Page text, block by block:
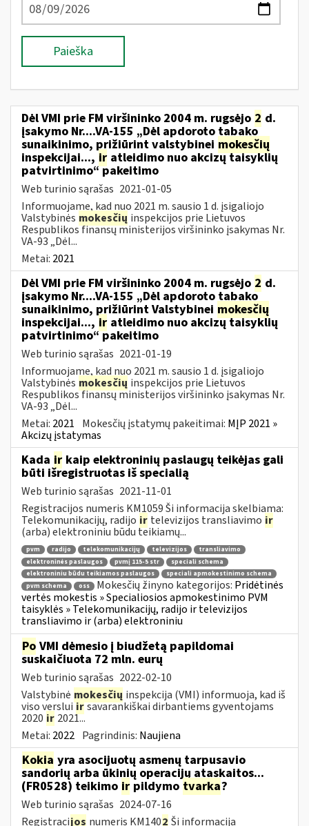
Paieška
Dėl VMI prie FM viršininko 2004 m. rugsėjo 2 d.
įsakymo Nr....VA-155 „Dėl apdoroto tabako
sunaikinimo, prižiūrint valstybinei mokesčių
inspekcijai..., ir atleidimo nuo akcizų taisyklių
patvirtinimo“ pakeitimo
Web turinio sąrašas 2021-01-05
Informuojame, kad nuo 2021 m. sausio 1 d. įsigaliojo
Valstybinės mokesčių inspekcijos prie Lietuvos
Respublikos finansų ministerijos viršininko įsakymas Nr.
VA-93 „Dėl...
Metai: 2021
Dėl VMI prie FM viršininko 2004 m. rugsėjo 2 d.
įsakymo Nr....VA-155 „Dėl apdoroto tabako
sunaikinimo, prižiūrint Valstybinei mokesčių
inspekcijai..., ir atleidimo nuo akcizų taisyklių
patvirtinimo“ pakeitimo
Web turinio sąrašas 2021-01-19
Informuojame, kad nuo 2021 m. sausio 1 d. įsigaliojo
Valstybinės mokesčių inspekcijos prie Lietuvos
Respublikos finansų ministerijos viršininko įsakymas Nr.
VA-93 „Dėl...
Metai: 2021 Mokesčių įstatymų pakeitimai: MĮP 2021 »
Akcizų įstatymas
Kada ir kaip elektroninių paslaugų teikėjas gali
būti išregistruotas iš specialią
Web turinio sąrašas 2021-11-01
Registracijos numeris KM1059 Ši informacija skelbiama:
Telekomunikacijų, radijo ir televizijos transliavimo ir
(arba) elektroniniu būdu teikiamų...
pvm radijo telekomunikacijų televizijos
transliavimo
elektroninės paslaugos
pvmį 115-5 str
speciali schema
elektroniniu būdu teikiamos paslaugos
speciali apmokestinimo schema
pvm schema
oss Mokesčių žinyno kategorijos: Pridėtinės
vertės mokestis » Specialiosios apmokestinimo PVM
taisyklės » Telekomunikacijų, radijo ir televizijos
transliavimo ir (arba) elektroniniu
Po VMI dėmesio į biudžetą papildomai
suskaičiuota 72 mln. eurų
Web turinio sąrašas 2022-02-10
Valstybinė mokesčių inspekcija (VMI) informuoja, kad iš
viso versluiirsavarankiškai dirbantiems gyventojams
2020 ir 2021...
Metai: 2022 Pagrindinis: Naujiena
Kokia yra asocijuotų asmenų tarpusavio
sandorių arba ūkinių operacijų ataskaitos...
(FR0528) teikimo ir pildymo tvarka?
Web turinio sąrašas 2024-07-16
Registracijos numeris KM1402 Ši informacija